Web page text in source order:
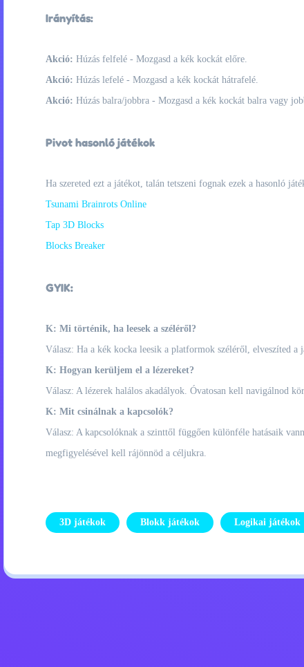
Irányítás:
Akció: Húzás felfelé - Mozgasd a kék kockát előre.
Akció: Húzás lefelé - Mozgasd a kék kockát hátrafelé.
Akció: Húzás balra/jobbra - Mozgasd a kék kockát balra vagy
Pivot hasonló játékok
Ha szereted ezt a játékot, talán tetszeni fognak ezek a hasonló
Tsunami Brainrots Online
Tap 3D Blocks
Blocks Breaker
GYIK:
K: Mi történik, ha leesek a széléről?
Válasz: Ha a kék kocka leesik a platformok széléről, elveszíted a
K: Hogyan kerüljem el a lézereket?
Válasz: A lézerek halálos akadályok. Óvatosan kell navigálnod
K: Mit csinálnak a kapcsolók?
Válasz: A kapcsolóknak a szinttől függően különféle hatásaik
megfigyelésével kell rájönnöd a céljukra.
3D játékok Blokk játékok Logikai játékok